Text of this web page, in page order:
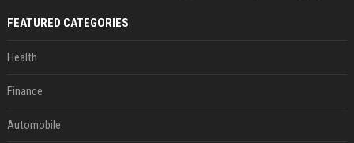
FEATURED CATEGORIES
Health
Finance
Automobile